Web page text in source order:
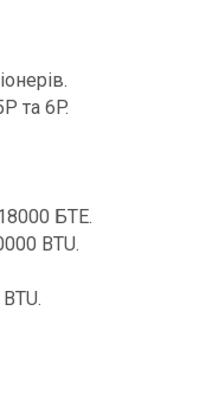
та 6P.
БТЕ.
BTU.